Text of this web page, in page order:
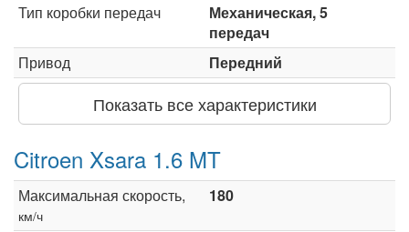
Тип коробки передач
Механическая, 5
передач
Привод
Передний
Показать все характеристики
Citroen Xsara 1.6 MT
Максимальная скорость,
км/ч
180